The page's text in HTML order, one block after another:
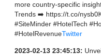
more country-specific
Trends ➡️ https://t.co/
#SiteMinder #HotelTech
#HotelRevenueTwitter
2023-02-13 23:45:13: